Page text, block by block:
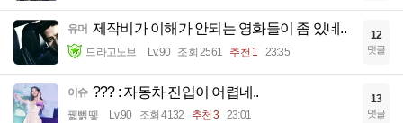
유머 제작비가 이해가 안되는 영화들이 좀 있네..
드라고노브 Lv.90 조회 2561 추천 1 23:35
12
댓글
이슈 ??? : 자동차 진입이 어렵네..
꿻뻵뗗 Lv.90 조회 4132 추천 3 23:01
13
댓글